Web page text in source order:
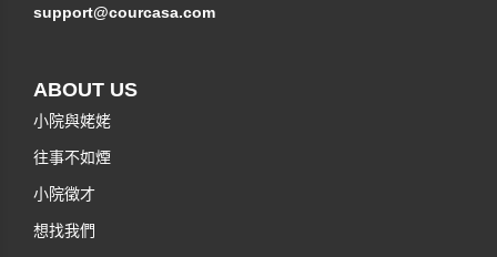
support@courcasa.com
ABOUT US
小院與姥姥
往事不如煙
小院徵才
想找我們